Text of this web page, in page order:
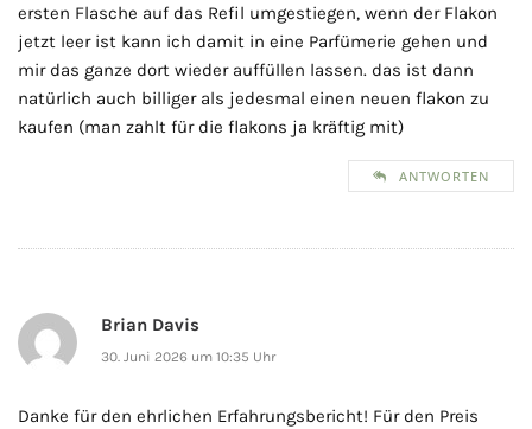
ersten Flasche auf das Refil umgestiegen, wenn der Flakon
jetzt leer ist kann ich damit in eine Parfümerie gehen und
mir das ganze dort wieder auffüllen lassen. das ist dann
natürlich auch billiger als jedesmal einen neuen flakon zu
kaufen (man zahlt für die flakons ja kräftig mit)
ANTWORTEN
Brian Davis
30. Juni 2026 um 10:35 Uhr
Danke für den ehrlichen Erfahrungsbericht! Für den Preis